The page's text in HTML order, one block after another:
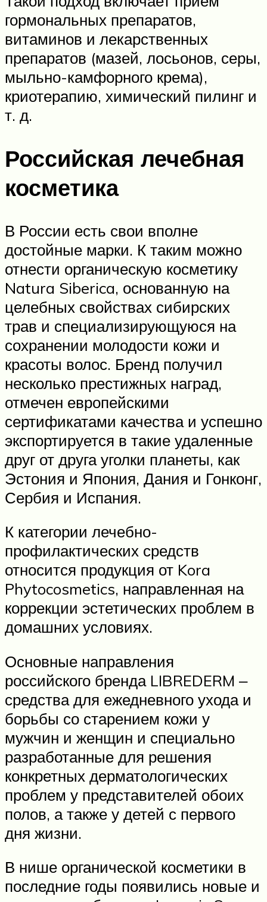
гормональных препаратов,
витаминов и лекарственных
препаратов (мазей, лосьонов, серы,
мыльно-камфорного крема),
криотерапию, химический пилинг и
т. д.
Российская лечебная
косметика
В России есть свои вполне
достойные марки. К таким можно
отнести органическую косметику
Natura Siberica, основанную на
целебных свойствах сибирских
трав и специализирующуюся на
сохранении молодости кожи и
красоты волос. Бренд получил
несколько престижных наград,
отмечен европейскими
сертификатами качества и успешно
экспортируется в такие удаленные
друг от друга уголки планеты, как
Эстония и Япония, Дания и Гонконг,
Сербия и Испания.
К категории лечебно-
профилактических средств
относится продукция от Kora
Phytocosmetics, направленная на
коррекции эстетических проблем в
домашних условиях.
Основные направления
российского бренда LIBREDERM ‒
средства для ежедневного ухода и
борьбы со старением кожи у
мужчин и женщин и специально
разработанные для решения
конкретных дерматологических
проблем у представителей обоих
полов, а также у детей с первого
дня жизни.
В нише органической косметики в
последние годы появились новые и